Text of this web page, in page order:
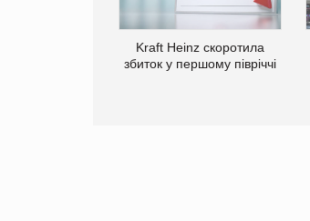
Kraft Heinz скоротила
збиток у першому півріччі